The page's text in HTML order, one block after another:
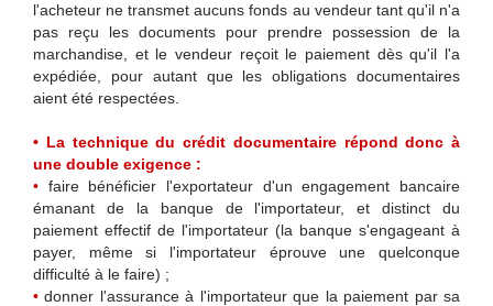
l'acheteur ne transmet aucuns fonds au vendeur tant qu'il n'a
pas reçu les documents pour prendre possession de la
marchandise, et le vendeur reçoit le paiement dès qu'il l'a
expédiée, pour autant que les obligations documentaires
aient été respectées.
• La technique du crédit documentaire répond donc à
une double exigence :
• faire bénéficier l'exportateur d'un engagement bancaire
émanant de la banque de l'importateur, et distinct du
paiement effectif de l'importateur (la banque s'engageant à
payer, même si l'importateur éprouve une quelconque
difficulté à le faire) ;
• donner l'assurance à l'importateur que la paiement par sa